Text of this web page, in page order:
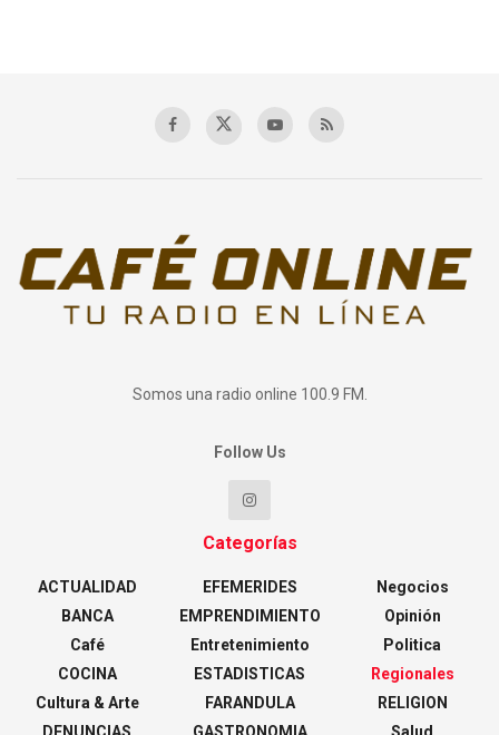
Somos una radio online 100.9 FM.
Follow Us
Categorías
ACTUALIDAD
BANCA
Café
COCINA
Cultura & Arte
EFEMERIDES
EMPRENDIMIENTO
Entretenimiento
ESTADISTICAS
FARANDULA
Negocios
Opinión
Politica
Regionales
RELIGION